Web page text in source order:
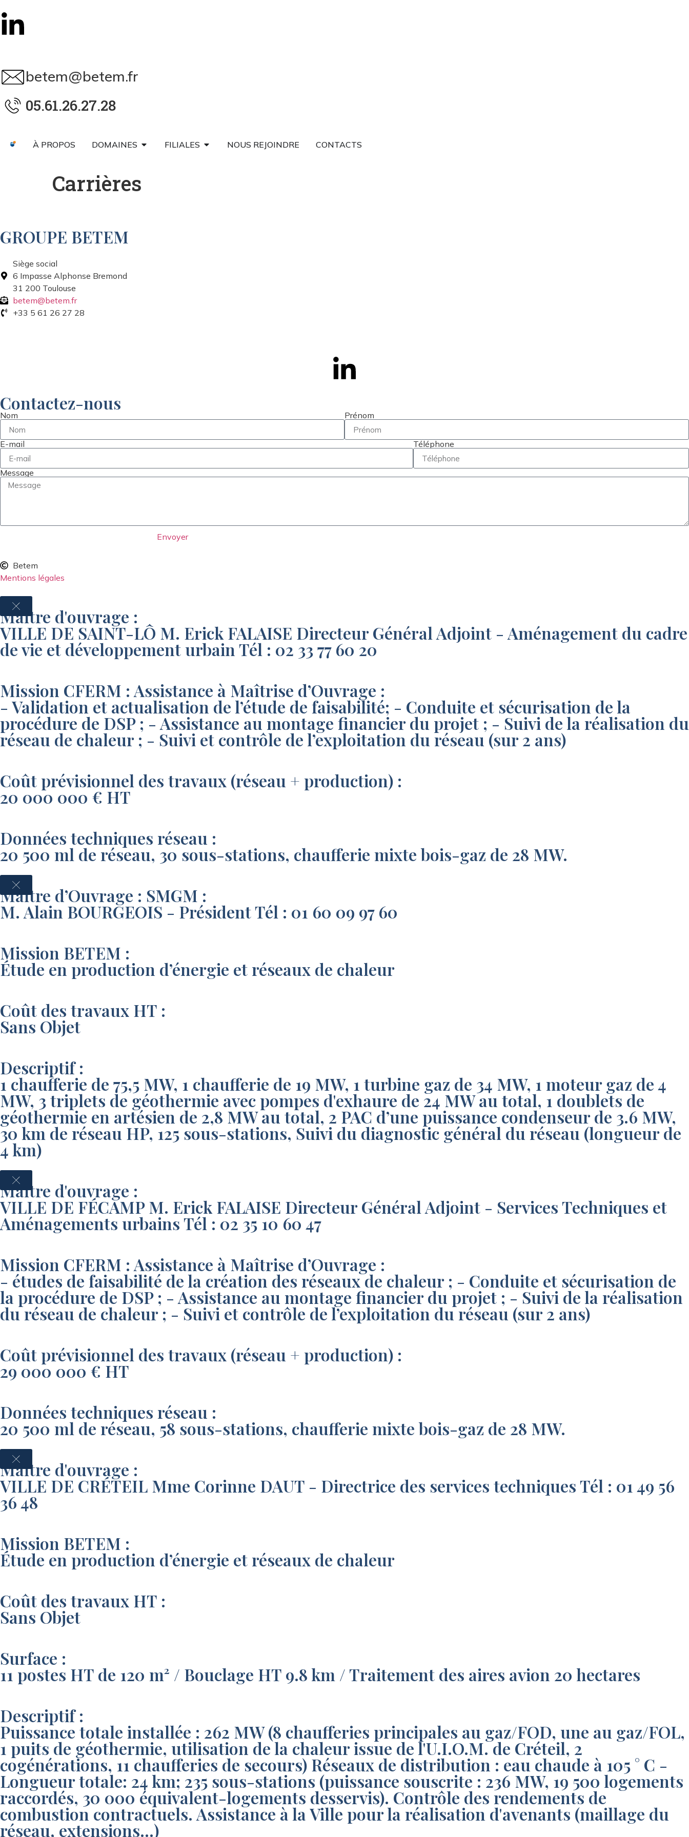
betem@betem.fr
05.61.26.27.28
À PROPOS DOMAINES FILIALES NOUS REJOINDRE CONTACTS
Carrières
GROUPE BETEM
Siège social
6 Impasse Alphonse Bremond
31 200 Toulouse
betem@betem.fr
+33 5 61 26 27 28
Contactez-nous
Nom Prénom
E-mail Téléphone
Message
Envoyer
Betem
Mentions légales
Maître d'ouvrage :
VILLE DE SAINT-LÔ M. Erick FALAISE Directeur Général Adjoint - Aménagement du cadre
de vie et développement urbain Tél : 02 33 77 60 20
Mission CFERM : Assistance à Maîtrise d’Ouvrage :
- Validation et actualisation de l’étude de faisabilité; - Conduite et sécurisation de la
procédure de DSP ; - Assistance au montage financier du projet ; - Suivi de la réalisation du
réseau de chaleur ; - Suivi et contrôle de l’exploitation du réseau (sur 2 ans)
Coût prévisionnel des travaux (réseau + production) :
20 000 000 € HT
Données techniques réseau :
20 500 ml de réseau, 30 sous-stations, chaufferie mixte bois-gaz de 28 MW.
Maître d’Ouvrage : SMGM :
M. Alain BOURGEOIS - Président Tél : 01 60 09 97 60
Mission BETEM :
Étude en production d’énergie et réseaux de chaleur
Coût des travaux HT :
Sans Objet
Descriptif :
1 chaufferie de 75,5 MW, 1 chaufferie de 19 MW, 1 turbine gaz de 34 MW, 1 moteur gaz de 4
MW, 3 triplets de géothermie avec pompes d'exhaure de 24 MW au total, 1 doublets de
géothermie en artésien de 2,8 MW au total, 2 PAC d’une puissance condenseur de 3.6 MW,
30 km de réseau HP, 125 sous-stations, Suivi du diagnostic général du réseau (longueur de
4 km)
Maître d'ouvrage :
VILLE DE FÉCAMP M. Erick FALAISE Directeur Général Adjoint - Services Techniques et
Aménagements urbains Tél : 02 35 10 60 47
Mission CFERM : Assistance à Maîtrise d’Ouvrage :
- études de faisabilité de la création des réseaux de chaleur ; - Conduite et sécurisation de
la procédure de DSP ; - Assistance au montage financier du projet ; - Suivi de la réalisation
du réseau de chaleur ; - Suivi et contrôle de l’exploitation du réseau (sur 2 ans)
Coût prévisionnel des travaux (réseau + production) :
29 000 000 € HT
Données techniques réseau :
20 500 ml de réseau, 58 sous-stations, chaufferie mixte bois-gaz de 28 MW.
Maître d'ouvrage :
VILLE DE CRÉTEIL Mme Corinne DAUT - Directrice des services techniques Tél : 01 49 56
36 48
Mission BETEM :
Étude en production d’énergie et réseaux de chaleur
Coût des travaux HT :
Sans Objet
Surface :
11 postes HT de 120 m² / Bouclage HT 9.8 km / Traitement des aires avion 20 hectares
Descriptif :
Puissance totale installée : 262 MW (8 chaufferies principales au gaz/FOD, une au gaz/FOL,
1 puits de géothermie, utilisation de la chaleur issue de l'U.I.O.M. de Créteil, 2
cogénérations, 11 chaufferies de secours) Réseaux de distribution : eau chaude à 105 ° C -
Longueur totale: 24 km; 235 sous-stations (puissance souscrite : 236 MW, 19 500 logements
raccordés, 30 000 équivalent-logements desservis). Contrôle des rendements de
combustion contractuels. Assistance à la Ville pour la réalisation d'avenants (maillage du
réseau, extensions…)